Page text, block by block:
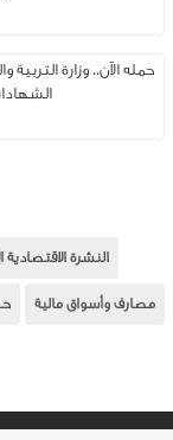
حمله الآن.. وزارة
النشرة الاقتصادية
مصارف وأسواق مالية